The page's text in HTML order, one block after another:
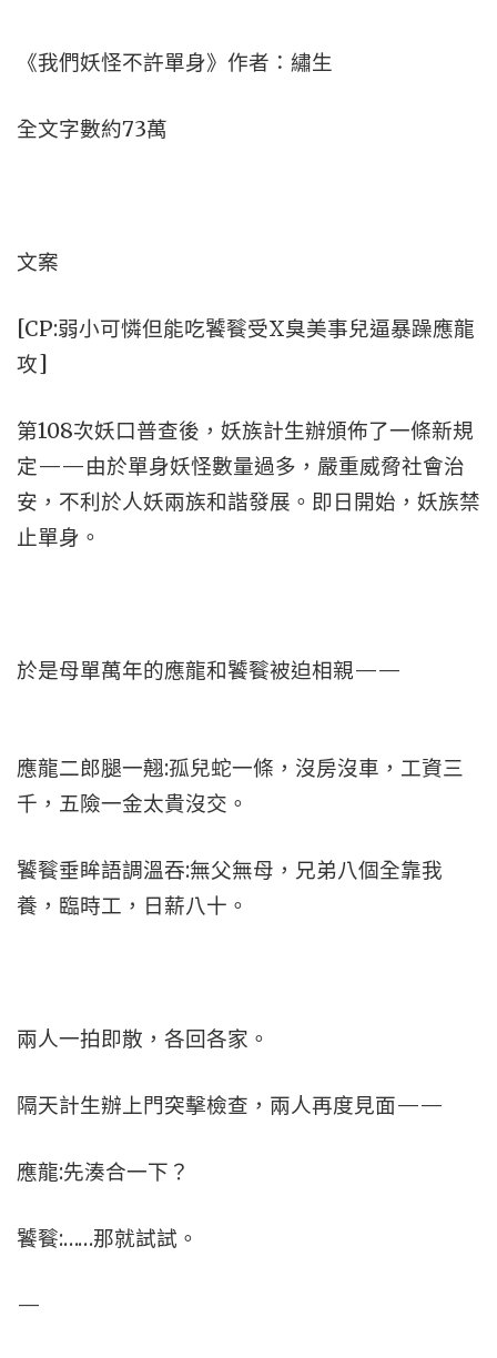
《我們妖怪不許單身》作者：繡生
全文字數約73萬
文案
[CP:弱小可憐但能吃饕餮受X臭美事兒逼暴躁應龍
攻]
第108次妖口普查後，妖族計生辦頒佈了一條新規
定——由於單身妖怪數量過多，嚴重威脅社會治
安，不利於人妖兩族和諧發展。即日開始，妖族禁
止單身。
於是母單萬年的應龍和饕餮被迫相親——
應龍二郎腿一翹:孤兒蛇一條，沒房沒車，工資三
千，五險一金太貴沒交。
饕餮垂眸語調溫吞:無父無母，兄弟八個全靠我
養，臨時工，日薪八十。
兩人一拍即散，各回各家。
隔天計生辦上門突擊檢查，兩人再度見面——
應龍:先湊合一下？
饕餮:……那就試試。
—